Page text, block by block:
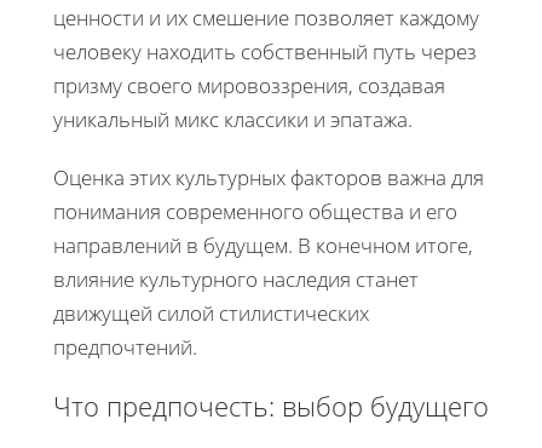
ценности и их смешение позволяет каждому
человеку находить собственный путь через
призму своего мировоззрения, создавая
уникальный микс классики и эпатажа.
Оценка этих культурных факторов важна для
понимания современного общества и его
направлений в будущем. В конечном итоге,
влияние культурного наследия станет
движущей силой стилистических
предпочтений.
Что предпочесть: выбор будущего